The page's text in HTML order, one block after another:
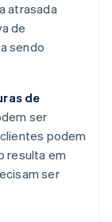
atrasada
de
sendo
de
ser
podem
resulta em
ser